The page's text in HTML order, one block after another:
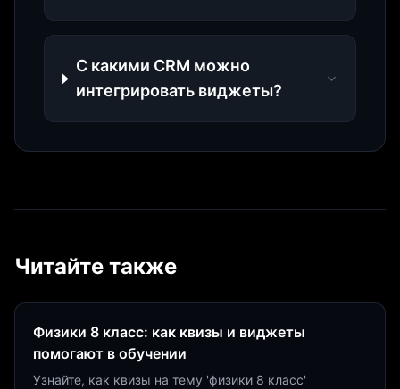
С какими CRM можно
интегрировать виджеты?
Читайте также
Физики 8 класс: как квизы и виджеты
помогают в обучении
Узнайте, как квизы на тему 'физики 8 класс'